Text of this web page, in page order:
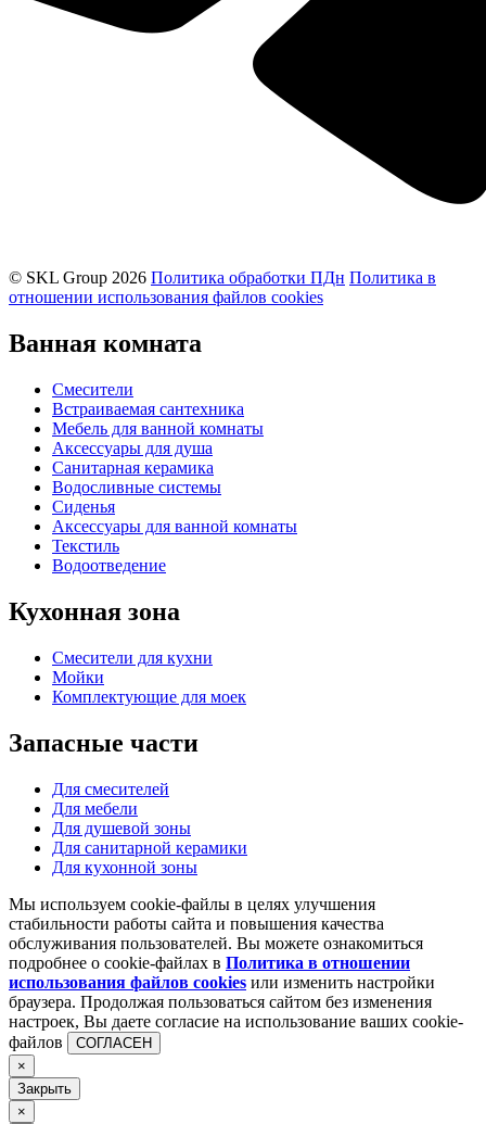
© SKL Group 2026 Политика обработки ПДн Политика в
отношении использования файлов cookies
Ванная комната
Смесители
Встраиваемая сантехника
Мебель для ванной комнаты
Аксессуары для душа
Санитарная керамика
Водосливные системы
Сиденья
Аксессуары для ванной комнаты
Текстиль
Водоотведение
Кухонная зона
Смесители для кухни
Мойки
Комплектующие для моек
Запасные части
Для смесителей
Для мебели
Для душевой зоны
Для санитарной керамики
Для кухонной зоны
Мы используем cookie-файлы в целях улучшения
стабильности работы сайта и повышения качества
обслуживания пользователей. Вы можете ознакомиться
подробнее о cookie-файлах в Политика в отношении
использования файлов cookies или изменить настройки
браузера. Продолжая пользоваться сайтом без изменения
настроек, Вы даете согласие на использование ваших cookie-
файлов
СОГЛАСЕН
×
Закрыть
×